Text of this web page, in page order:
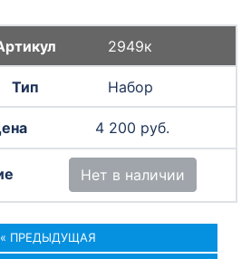
2949к
Набор
4 200 руб.
Нет в наличии
« ПРЕДЫДУЩАЯ